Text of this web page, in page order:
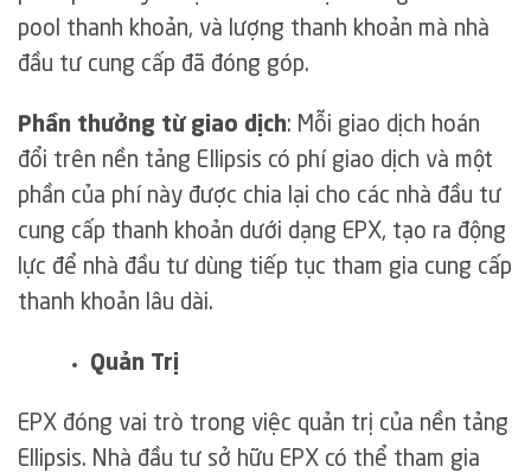
pool thanh khoản, và lượng thanh khoản mà nhà
đầu tư cung cấp đã đóng góp.
Phần thưởng từ giao dịch: Mỗi giao dịch hoán
đổi trên nền tảng EIlipsis có phí giao dịch và một
phần của phí này được chia lại cho các nhà đầu tư
cung cấp thanh khoản dưới dạng EPX, tạo ra động
lực để nhà đầu tư dùng tiếp tục tham gia cung cấp
thanh khoản lâu dài.
Quản Trị
EPX đóng vai trò trong việc quản trị của nền tảng
Ellipsis. Nhà đầu tư sở hữu EPX có thể tham gia